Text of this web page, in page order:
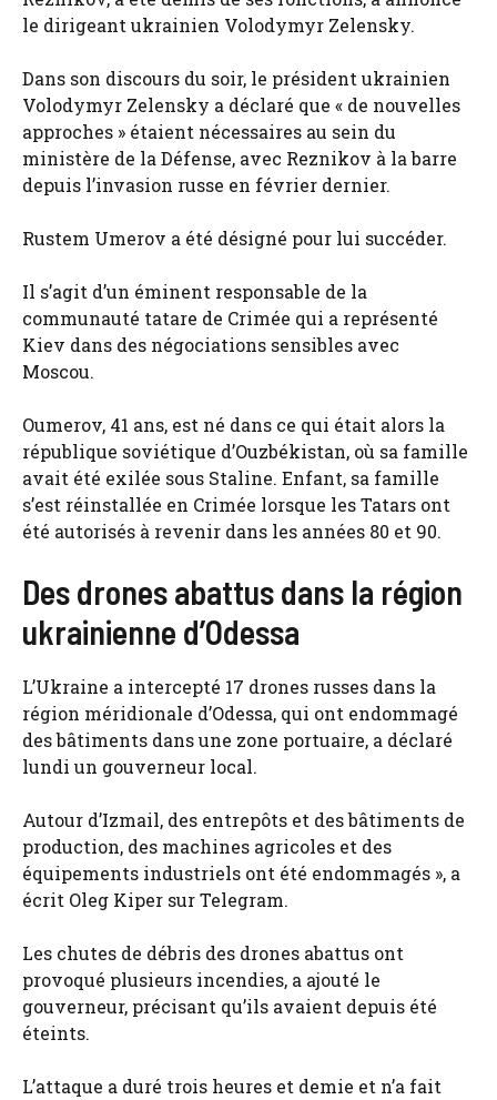
le dirigeant ukrainien Volodymyr Zelensky.
Dans son discours du soir, le président ukrainien
Volodymyr Zelensky a déclaré que « de nouvelles
approches » étaient nécessaires au sein du
ministère de la Défense, avec Reznikov à la barre
depuis l’invasion russe en février dernier.
Rustem Umerov a été désigné pour lui succéder.
Il s’agit d’un éminent responsable de la
communauté tatare de Crimée qui a représenté
Kiev dans des négociations sensibles avec
Moscou.
Oumerov, 41 ans, est né dans ce qui était alors la
république soviétique d’Ouzbékistan, où sa famille
avait été exilée sous Staline. Enfant, sa famille
s’est réinstallée en Crimée lorsque les Tatars ont
été autorisés à revenir dans les années 80 et 90.
Des drones abattus dans la région
ukrainienne d’Odessa
L’Ukraine a intercepté 17 drones russes dans la
région méridionale d’Odessa, qui ont endommagé
des bâtiments dans une zone portuaire, a déclaré
lundi un gouverneur local.
Autour d’Izmail, des entrepôts et des bâtiments de
production, des machines agricoles et des
équipements industriels ont été endommagés », a
écrit Oleg Kiper sur Telegram.
Les chutes de débris des drones abattus ont
provoqué plusieurs incendies, a ajouté le
gouverneur, précisant qu’ils avaient depuis été
éteints.
L’attaque a duré trois heures et demie et n’a fait